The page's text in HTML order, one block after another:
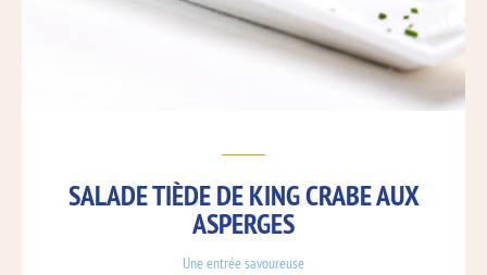
SALADE TIÈDE DE KING CRABE AUX
ASPERGES
Une entrée savoureuse